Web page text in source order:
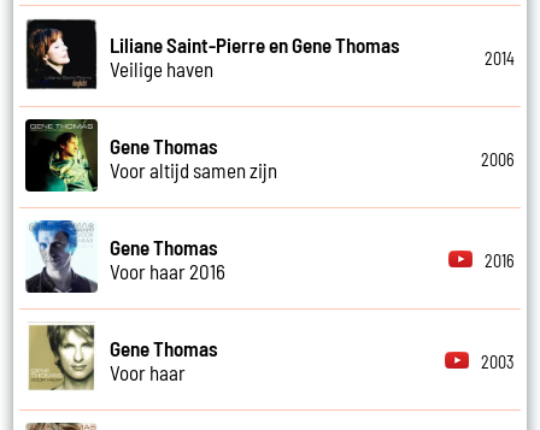
Liliane Saint-Pierre en Gene Thomas
Veilige haven
2014
Gene Thomas
Voor altijd samen zijn
2006
Gene Thomas
Voor haar 2016
2016
Gene Thomas
Voor haar
2003